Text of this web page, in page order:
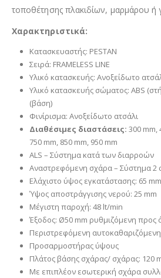
τοποθέτησης πλακιδίων, μαρμάρου ή
Χαρακτηριστικά:
Κατασκευαστής: PESTAN
Σειρά: FRAMELESS LINE
Υλικό κατασκευής: Ανοξείδωτο
Υλικό κατασκευής σώματος: ABS
(βάση)
Φινίρισμα: Ανοξείδωτο ατσάλι
Διαθέσιμες διαστάσεις: 300 mm,
750 mm, 850 mm, 950 mm
ALS – Σύστημα κατά των διαρροών
Αναστρεφόμενη σχάρα – Σύστημα 2
Ελάχιστο ύψος εγκατάστασης: 65 mm
Ύψος αποστράγγισης νερού: 25 mm
Μέγιστη παροχή: 48 lt/min
Έξοδος: Ø50 mm ρυθμιζόμενη προς
Περιστρεφόμενη
Προσαρμοστήρας ύψους
Πλάτος βάσης σχάρας/ σχάρας: 120
Με επιπλέον εσωτερική σχάρα